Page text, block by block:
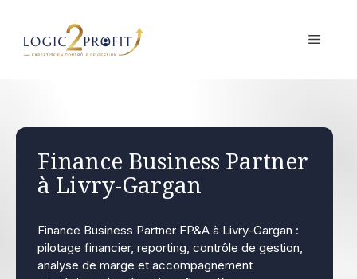
contenu
MENU
Finance Business Partner
à Livry-Gargan
Finance Business Partner FP&A à Livry-Gargan :
pilotage financier, reporting, contrôle de gestion,
analyse de marge et accompagnement